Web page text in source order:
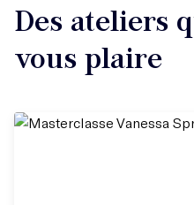
Des ateliers
vous plaire